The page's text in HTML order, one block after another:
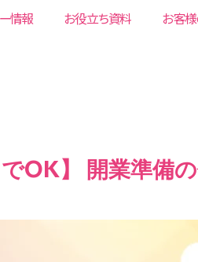
情報 お役立ち資料 お客
OK】 開業準